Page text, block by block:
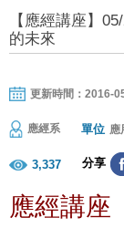
【應經講座】
的未來
更新時間：2016-
應經系 單位 應
3,337 分享
應經講座